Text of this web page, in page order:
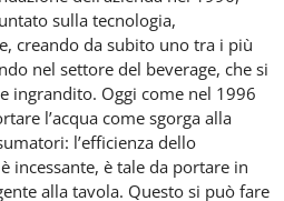
sulla tecnologia,
creando da subito uno tra i più
nel settore del beverage, che si
ingrandito. Oggi come nel 1996
l’acqua come sgorga alla
l’efficienza dello
incessante, è tale da portare in
alla tavola. Questo si può fare